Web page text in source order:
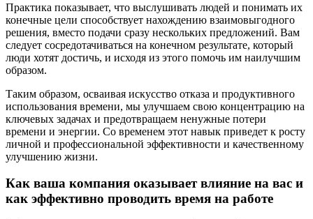
Практика показывает, что выслушивать людей и понимать их
конечные цели способствует нахождению взаимовыгодного
решения, вместо подачи сразу нескольких предложений. Вам
следует сосредотачиваться на конечном результате, который
люди хотят достичь, и исходя из этого помочь им наилучшим
образом.
Таким образом, осваивая искусство отказа и продуктивного
использования времени, мы улучшаем свою концентрацию на
ключевых задачах и предотвращаем ненужные потери
времени и энергии. Со временем этот навык приведет к росту
личной и профессиональной эффективности и качественному
улучшению жизни.
Как ваша компания оказывает влияние на вас и
как эффективно проводить время на работе